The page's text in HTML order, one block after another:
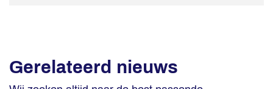
Gerelateerd nieuws